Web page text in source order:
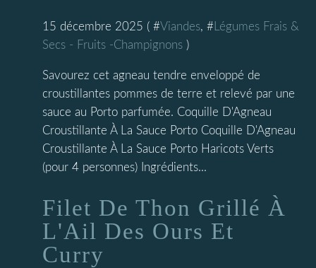
15 décembre 2025 ( #Viandes, # Légumes Frais &
Secs - Fruits -Champignons )
Savourez cet agneau tendre enveloppé de
croustillantes pommes de terre et relevé par une
sauce au Porto parfumée. Coquille D'Agneau
Croustillante À La Sauce Porto Coquille D'Agneau
Croustillante À La Sauce Porto Haricots Verts
(pour 4 personnes) Ingrédients...
Filet De Thon Grillé À
L'Ail Des Ours Et
Curry